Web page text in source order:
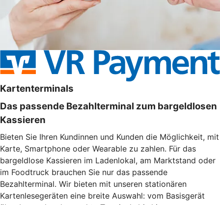
Kartenterminals
Das passende Bezahlterminal zum bargeldlosen
Kassieren
Bieten Sie Ihren Kundinnen und Kunden die Möglichkeit, mit
Karte, Smartphone oder Wearable zu zahlen. Für das
bargeldlose Kassieren im Ladenlokal, am Marktstand oder
im Foodtruck brauchen Sie nur das passende
Bezahlterminal. Wir bieten mit unseren stationären
Kartenlesegeräten eine breite Auswahl: vom Basisgerät